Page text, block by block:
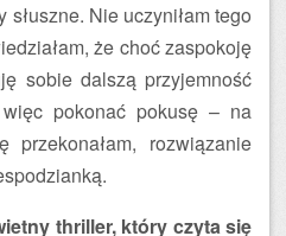
słuszne. Nie uczyniłam tego
że choć zaspokoję
sobie dalszą przyjemność
pokonać pokusę – na
rozwiązanie
thriller, który czyta się